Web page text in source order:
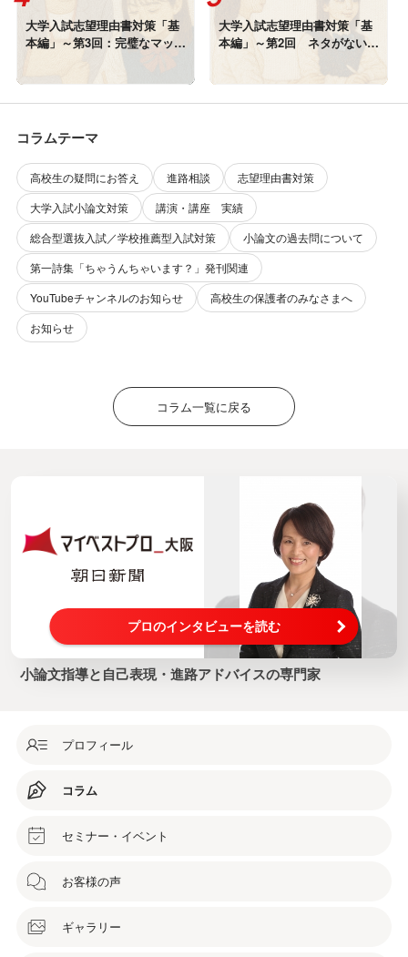
大学入試志望理由書対策「基
本編」～第3回：完璧なマッチ
ング！大学・学部への「未来
大学入試志望理由書対策「基
本編」～第2回 ネタがない！
を乗り越える！ 「自分史」
と地域課題の掘り起こし術
コラムテーマ
高校生の疑問にお答え 進路相談
志望理由書対策
大学入試小論文対策
講演・講座 実績
総合型選抜入試／学校推薦型入試対策
小論文の過去問について
第一詩集「ちゃうんちゃいます？」発刊関連
YouTubeチャンネルのお知らせ
高校生の保護者のみなさまへ
お知らせ
コラム一覧に戻る
プロのインタビューを読む
小論文指導と自己表現・進路アドバイスの専門家
プロフィール
コラム
セミナー・イベント
お客様の声
ギャラリー